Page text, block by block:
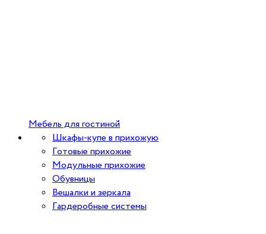
Мебель для гостиной
Шкафы-купе в прихожую
Готовые прихожие
Модульные прихожие
Обувницы
Вешалки и зеркала
Гардеробные системы